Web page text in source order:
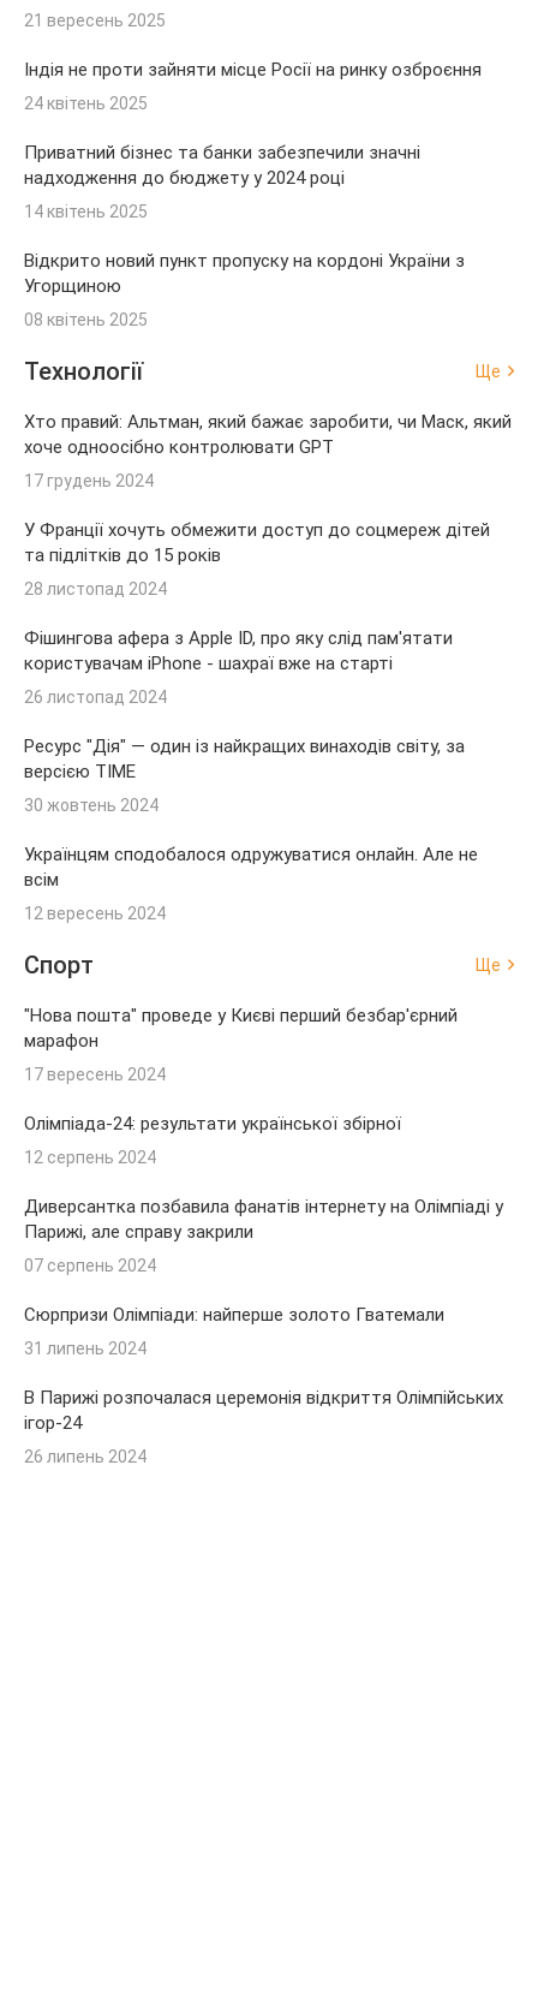
21 вересень 2025
Індія не проти зайняти місце Росії на ринку озброєння
24 квітень 2025
Приватний бізнес та банки забезпечили значні
надходження до бюджету у 2024 році
14 квітень 2025
Відкрито новий пункт пропуску на кордоні України з
Угорщиною
08 квітень 2025
Технології Ще
Хто правий: Альтман, який бажає заробити, чи Маск, який
хоче одноосібно контролювати GPT
17 грудень 2024
У Франції хочуть обмежити доступ до соцмереж дітей
та підлітків до 15 років
28 листопад 2024
Фішингова афера з Apple ID, про яку слід пам'ятати
користувачам iPhone - шахраї вже на старті
26 листопад 2024
Ресурс "Дія" — один із найкращих винаходів світу, за
версією TIME
30 жовтень 2024
Українцям сподобалося одружуватися онлайн. Але не
всім
12 вересень 2024
Спорт Ще
"Нова пошта" проведе у Києві перший безбар'єрний
марафон
17 вересень 2024
Олімпіада-24: результати української збірної
12 серпень 2024
Диверсантка позбавила фанатів інтернету на Олімпіаді у
Парижі, але справу закрили
07 серпень 2024
Сюрпризи Олімпіади: найперше золото Гватемали
31 липень 2024
В Парижі розпочалася церемонія відкриття Олімпійських
ігор-24
26 липень 2024